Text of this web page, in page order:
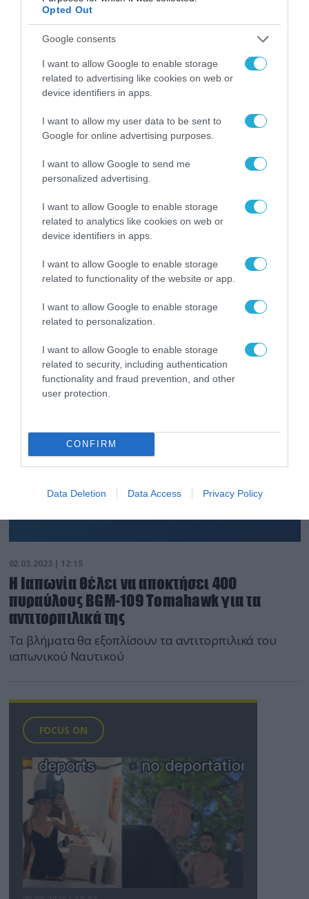
Opted Out
Google consents
I want to allow Google to enable storage
related to advertising like cookies on web or
device identifiers in apps.
I want to allow my user data to be sent to
Google for online advertising purposes.
I want to allow Google to send me
personalized advertising.
I want to allow Google to enable storage
related to analytics like cookies on web or
device identifiers in apps.
I want to allow Google to enable storage
related to functionality of the website or app.
I want to allow Google to enable storage
related to personalization.
I want to allow Google to enable storage
related to security, including authentication
functionality and fraud prevention, and other
user protection.
CONFIRM
Data Deletion Data Access Privacy Policy
11.01.2024 | 19:37
Αυστραλία: Εγκρίθηκε από τις ΗΠΑ το
πακέτο υποστήριξης των πυραύλων cruise
Tomahawk
Το Ναυτικό της Αυστραλίας θα προμηθευτεί έως και
200 βλήματα RGM-109
02.03.2023 | 12:15
Η Ιαπωνία θέλει να αποκτήσει 400
πυραύλους BGM-109 Tomahawk για τα
αντιτορπιλικά της
Τα βλήματα θα εξοπλίσουν τα αντιτορπιλικά του
ιαπωνικού Ναυτικού
FOCUS ON